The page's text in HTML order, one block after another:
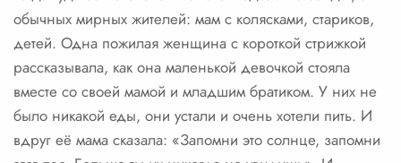
обычных мирных жителей: мам с колясками, стариков,
детей. Одна пожилая женщина с короткой стрижкой
рассказывала, как она маленькой девочкой стояла
вместе со своей мамой и младшим братиком. У них не
было никакой еды, они устали и очень хотели пить. И
вдруг её мама сказала: «Запомни это солнце, запомни